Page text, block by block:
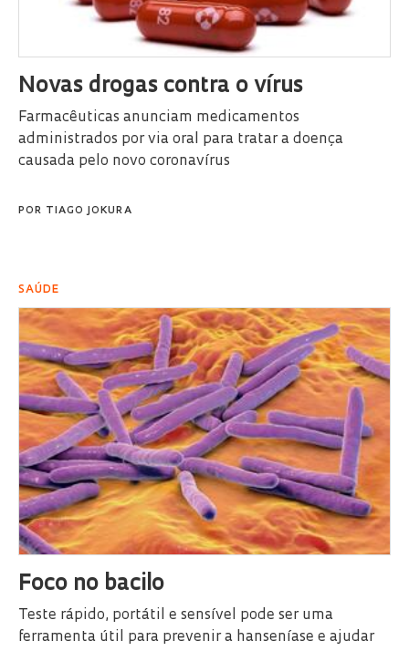
Novas drogas contra o vírus
Farmacêuticas anunciam medicamentos
administrados por via oral para tratar a doença
causada pelo novo coronavírus
POR TIAGO JOKURA
SAÚDE
Foco no bacilo
Teste rápido, portátil e sensível pode ser uma
ferramenta útil para prevenir a hanseníase e ajudar